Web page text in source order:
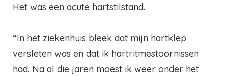
Het was een acute hartstilstand.
“In het ziekenhuis bleek dat mijn hartklep
versleten was en dat ik hartritmestoornissen
had. Na al die jaren moest ik weer onder het